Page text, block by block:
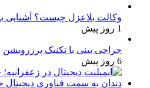
وکالت بلاعزل چیست؟ آشنایی
1 روز پیش
جراحی بینی با تکنیک پرزرویشن
6 روز پیش